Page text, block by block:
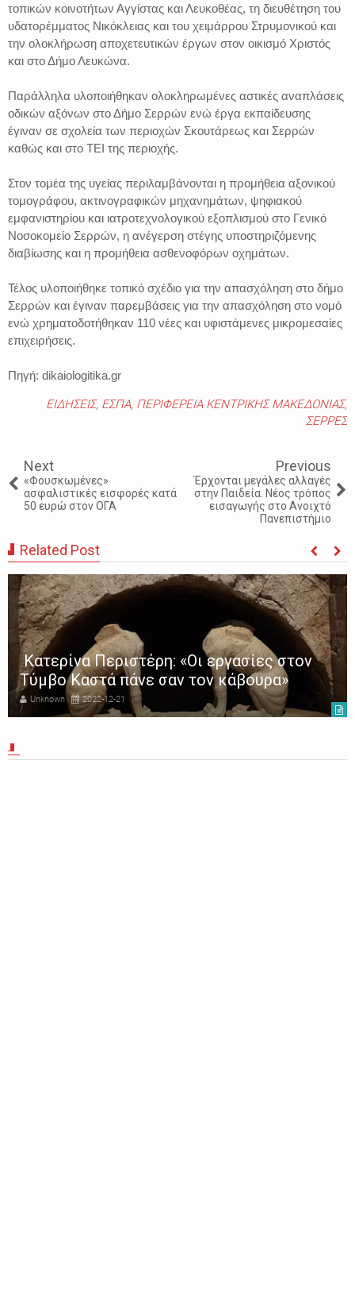
τοπικών κοινοτήτων Αγγίστας και Λευκοθέας, τη διευθέτηση του
υδατορέμματος Νικόκλειας και του χειμάρρου Στρυμονικού και
την ολοκλήρωση αποχετευτικών έργων στον οικισμό Χριστός
και στο Δήμο Λευκώνα.
Παράλληλα υλοποιήθηκαν ολοκληρωμένες αστικές αναπλάσεις
οδικών αξόνων στο Δήμο Σερρών ενώ έργα εκπαίδευσης
έγιναν σε σχολεία των περιοχών Σκουτάρεως και Σερρών
καθώς και στο ΤΕΙ της περιοχής.
Στον τομέα της υγείας περιλαμβάνονται η προμήθεια αξονικού
τομογράφου, ακτινογραφικών μηχανημάτων, ψηφιακού
εμφανιστηρίου και ιατροτεχνολογικού εξοπλισμού στο Γενικό
Νοσοκομείο Σερρών, η ανέγερση στέγης υποστηριζόμενης
διαβίωσης και η προμήθεια ασθενοφόρων οχημάτων.
Τέλος υλοποιήθηκε τοπικό σχέδιο για την απασχόληση στο δήμο
Σερρών και έγιναν παρεμβάσεις για την απασχόληση στο νομό
ενώ χρηματοδοτήθηκαν 110 νέες και υφιστάμενες μικρομεσαίες
επιχειρήσεις.
Πηγή: dikaiologitika.gr
ΕΙΔΗΣΕΙΣ, ΕΣΠΑ, ΠΕΡΙΦΕΡΕΙΑ ΚΕΝΤΡΙΚΗΣ ΜΑΚΕΔΟΝΙΑΣ,
ΣΕΡΡΕΣ
Next
«Φουσκωμένες»
ασφαλιστικές εισφορές κατά
50 ευρώ στον ΟΓΑ
Previous
Έρχονται μεγάλες αλλαγές
στην Παιδεία. Νέος τρόπος
εισαγωγής στο Ανοιχτό
Πανεπιστήμιο
Related Post
Κατερίνα Περιστέρη: «Οι εργασίες στον
Τύμβο Καστά πάνε σαν τον κάβουρα»
Unknown 2022-12-21